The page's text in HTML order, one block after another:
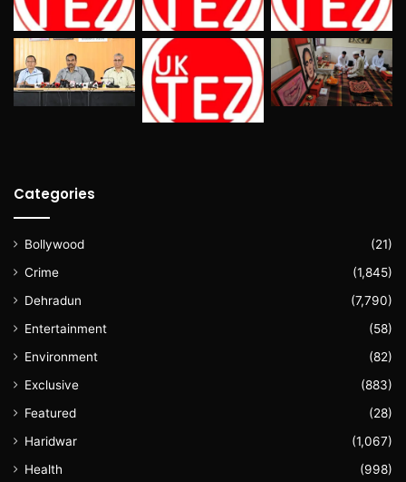
Categories
Bollywood
(21)
Crime
(1,845)
Dehradun
(7,790)
Entertainment
(58)
Environment
(82)
Exclusive
(883)
Featured
(28)
Haridwar
(1,067)
Health
(998)